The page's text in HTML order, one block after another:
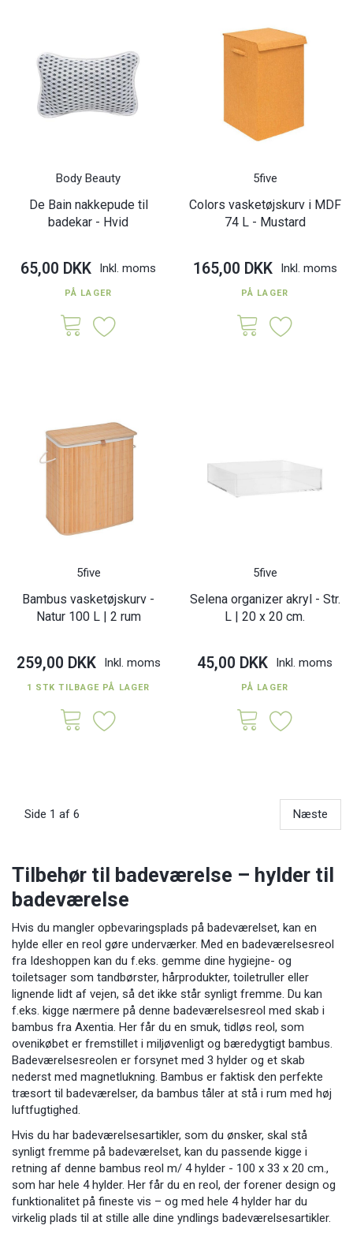
Body Beauty
De Bain nakkepude til
badekar - Hvid
65,00 DKK Inkl. moms
PÅ LAGER
5five
Colors vasketøjskurv i MDF
74 L - Mustard
165,00 DKK Inkl. moms
PÅ LAGER
5five
Bambus vasketøjskurv -
Natur 100 L | 2 rum
259,00 DKK Inkl. moms
1 STK TILBAGE PÅ LAGER
5five
Selena organizer akryl - Str.
L | 20 x 20 cm.
45,00 DKK Inkl. moms
PÅ LAGER
Side 1 af 6 Næste
Tilbehør til badeværelse – hylder til
badeværelse
Hvis du mangler opbevaringsplads på badeværelset, kan en
hylde eller en reol gøre underværker. Med en badeværelsesreol
fra Ideshoppen kan du f.eks. gemme dine hygiejne- og
toiletsager som tandbørster, hårprodukter, toiletruller eller
lignende lidt af vejen, så det ikke står synligt fremme. Du kan
f.eks. kigge nærmere på denne badeværelsesreol med skab i
bambus fra Axentia. Her får du en smuk, tidløs reol, som
ovenikøbet er fremstillet i miljøvenligt og bæredygtigt bambus.
Badeværelsesreolen er forsynet med 3 hylder og et skab
nederst med magnetlukning. Bambus er faktisk den perfekte
træsort til badeværelser, da bambus tåler at stå i rum med høj
luftfugtighed.
Hvis du har badeværelsesartikler, som du ønsker, skal stå
synligt fremme på badeværelset, kan du passende kigge i
retning af denne bambus reol m/ 4 hylder - 100 x 33 x 20 cm. ,
som har hele 4 hylder. Her får du en reol, der forener design og
funktionalitet på fineste vis – og med hele 4 hylder har du
virkelig plads til at stille alle dine yndlings badeværelsesartikler.